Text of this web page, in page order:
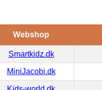
Webshop
Smartkidz.dk
MiniJacobi.dk